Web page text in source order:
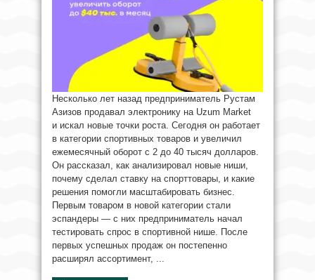
Несколько лет назад предприниматель Рустам
Азизов продавал электронику на Uzum Market
и искал новые точки роста. Сегодня он работает
в категории спортивных товаров и увеличил
ежемесячный оборот с 2 до 40 тысяч долларов.
Он рассказал, как анализировал новые ниши,
почему сделал ставку на спорттовары, и какие
решения помогли масштабировать бизнес.
Первым товаром в новой категории стали
эспандеры — с них предприниматель начал
тестировать спрос в спортивной нише. После
первых успешных продаж он постепенно
расширял ассортимент, ...